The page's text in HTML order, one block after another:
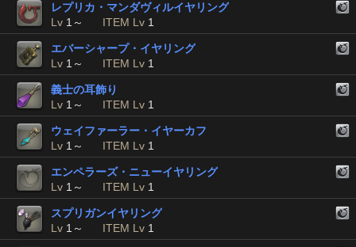
レプリカ・マンダヴィルイヤリング
Lv 1～ ITEM Lv 1
エバーシャープ・イヤリング
Lv 1～ ITEM Lv 1
義士の耳飾り
Lv 1～ ITEM Lv 1
ウェイファーラー・イヤーカフ
Lv 1～ ITEM Lv 1
エンペラーズ・ニューイヤリング
Lv 1～ ITEM Lv 1
スプリガンイヤリング
Lv 1～ ITEM Lv 1